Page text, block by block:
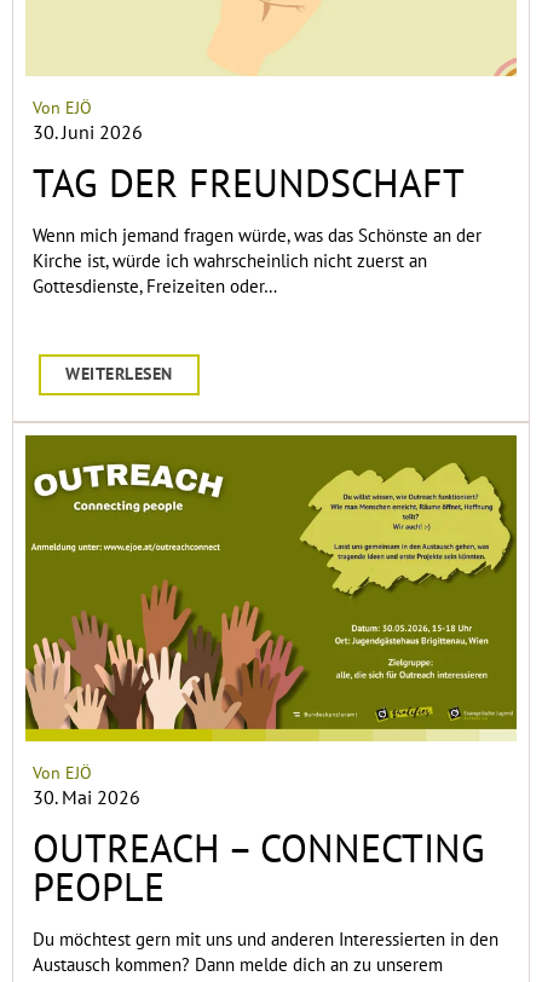
Von EJÖ
30. Juni 2026
TAG DER FREUNDSCHAFT
Wenn mich jemand fragen würde, was das Schönste an der
Kirche ist, würde ich wahrscheinlich nicht zuerst an
Gottesdienste, Freizeiten oder…
WEITERLESEN
Von EJÖ
30. Mai 2026
OUTREACH – CONNECTING
PEOPLE
Du möchtest gern mit uns und anderen Interessierten in den
Austausch kommen? Dann melde dich an zu unserem